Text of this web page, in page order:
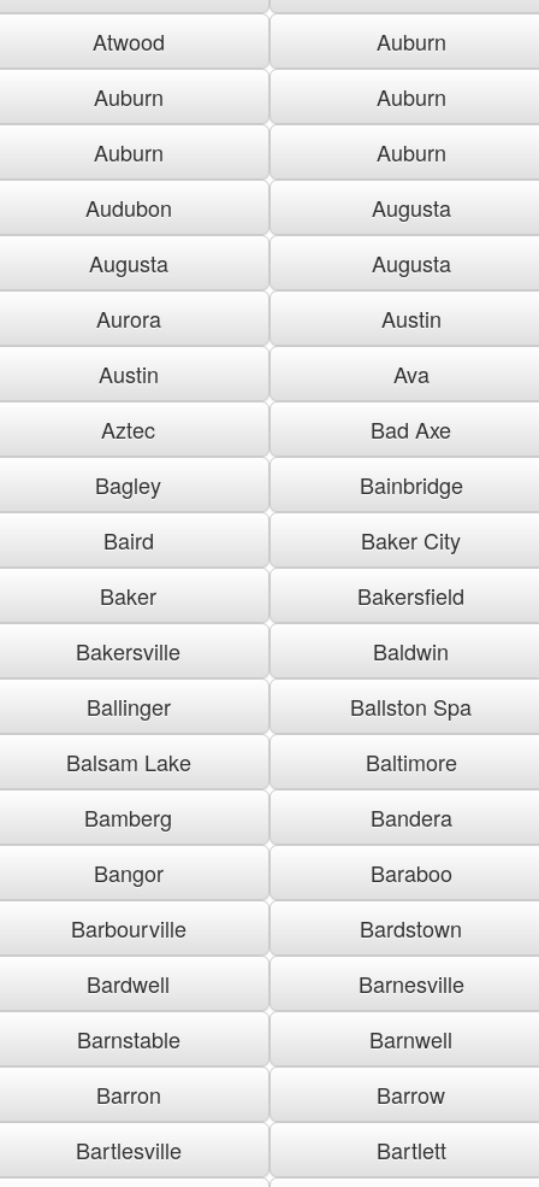
Atwood
Auburn
Auburn
Auburn
Auburn
Auburn
Audubon
Augusta
Augusta
Augusta
Aurora
Austin
Austin
Ava
Aztec
Bad Axe
Bagley
Bainbridge
Baird
Baker City
Baker
Bakersfield
Bakersville
Baldwin
Ballinger
Ballston Spa
Balsam Lake
Baltimore
Bamberg
Bandera
Bangor
Baraboo
Barbourville
Bardstown
Bardwell
Barnesville
Barnstable
Barnwell
Barron
Barrow
Bartlesville
Bartlett